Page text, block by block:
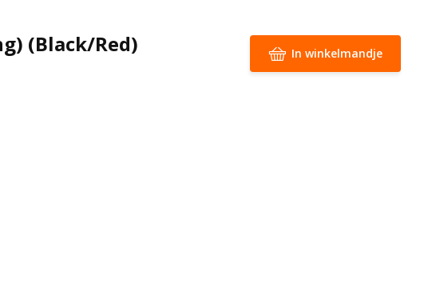
(Black/Red) In winkelmandje